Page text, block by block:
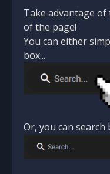
Take advantage
of the page!
You can either
box...
Or, you can search